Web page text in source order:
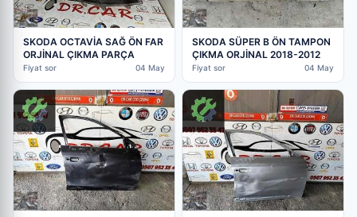
SKODA OCTAVİA SAĞ ÖN FAR
ORJİNAL ÇIKMA PARÇA
Fiyat sor 04 May
SKODA SÜPER B ÖN TAMPON
ÇIKMA ORJİNAL 2018-2012
Fiyat sor 04 May